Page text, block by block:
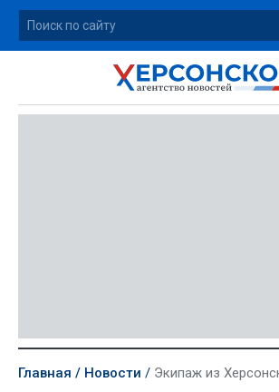
Главная Новости Экипаж из Херсонской области завоевал